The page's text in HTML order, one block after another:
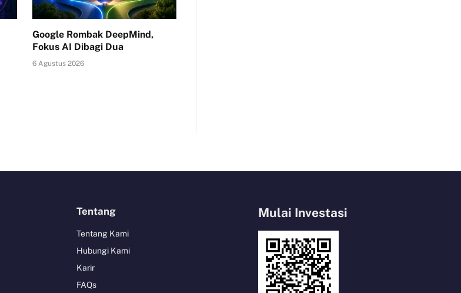
Google Rombak DeepMind,
Fokus AI Dibagi Dua
6 Agustus 2026
Tentang
Tentang Kami
Hubungi Kami
Karir
FAQs
Mulai Investasi